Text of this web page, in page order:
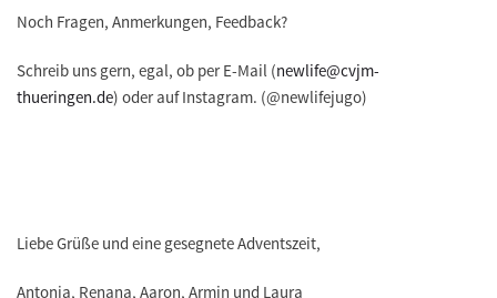
Noch Fragen, Anmerkungen, Feedback?
Schreib uns gern, egal, ob per E-Mail (newlife@cvjm-
thueringen.de) oder auf Instagram. (@newlifejugo)
Liebe Grüße und eine gesegnete Adventszeit,
Antonia, Renana, Aaron, Armin und Laura